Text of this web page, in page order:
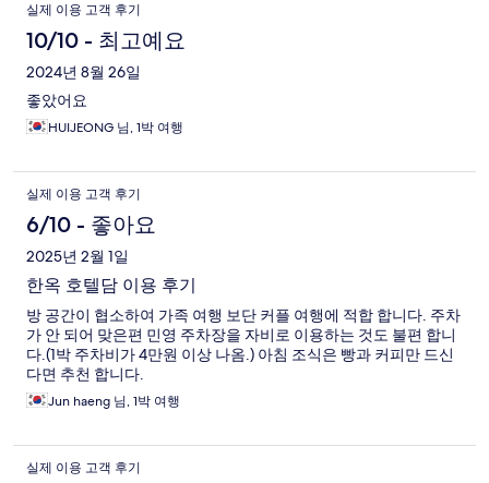
실제 이용 고객 후기
10/10 - 최고예요
2024년 8월 26일
좋았어요
HUIJEONG 님, 1박 여행
실제 이용 고객 후기
6/10 - 좋아요
2025년 2월 1일
한옥 호텔담 이용 후기
방 공간이 협소하여 가족 여행 보단 커플 여행에 적합 합니다. 주차
가 안 되어 맞은편 민영 주차장을 자비로 이용하는 것도 불편 합니
다.(1박 주차비가 4만원 이상 나옴.) 아침 조식은 빵과 커피만 드신
다면 추천 합니다.
Jun haeng 님, 1박 여행
실제 이용 고객 후기